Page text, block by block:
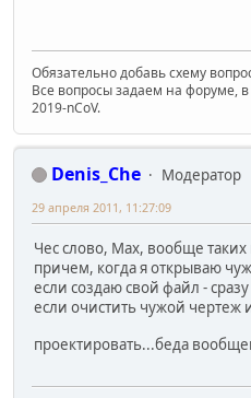
Обязательно добавь схему
Все вопросы задаем на форуме,
2019-nCoV.
Denis_Che
Модератор
29 апреля 2011, 11:27:09
Чес слово, Мах, вообще таких
причем, когда я открываю
если создаю свой файл -
если очистить чужой чертеж
проектировать...беда